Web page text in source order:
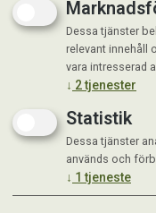
Dessa tjänster
relevant innehåll
vara intresserad
↓ 2tjenester
Statistik
Dessa tjänster
används och
↓ 1 tjeneste